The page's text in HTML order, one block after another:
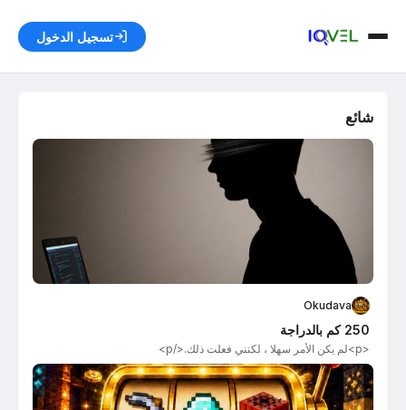
تسجيل الدخول
شائع
Okudava
250 كم بالدراجة
<p>لم يكن الأمر سهلا ، لكنني فعلت ذلك.</p>